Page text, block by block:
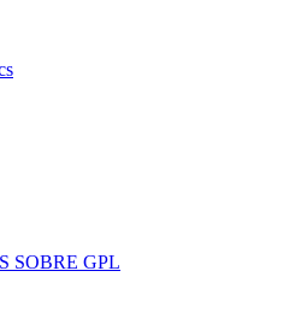
SOBRE GPL